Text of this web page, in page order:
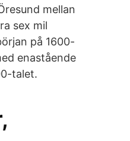
mellan
sex mil
på 1600-
enastående
talet.